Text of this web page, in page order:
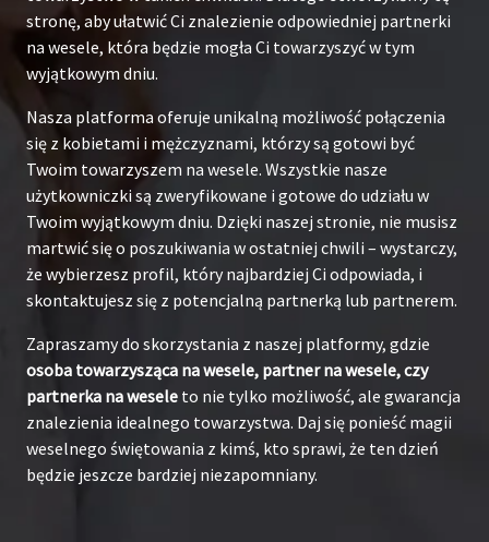
stronę, aby ułatwić Ci znalezienie odpowiedniej partnerki
na wesele, która będzie mogła Ci towarzyszyć w tym
wyjątkowym dniu.
Nasza platforma oferuje unikalną możliwość połączenia
się z kobietami i mężczyznami, którzy są gotowi być
Twoim towarzyszem na wesele. Wszystkie nasze
użytkowniczki są zweryfikowane i gotowe do udziału w
Twoim wyjątkowym dniu. Dzięki naszej stronie, nie musisz
martwić się o poszukiwania w ostatniej chwili – wystarczy,
że wybierzesz profil, który najbardziej Ci odpowiada, i
skontaktujesz się z potencjalną partnerką lub partnerem.
Zapraszamy do skorzystania z naszej platformy, gdzie
osoba towarzysząca na wesele, partner na wesele, czy
partnerka na wesele to nie tylko możliwość, ale gwarancja
znalezienia idealnego towarzystwa. Daj się ponieść magii
weselnego świętowania z kimś, kto sprawi, że ten dzień
będzie jeszcze bardziej niezapomniany.